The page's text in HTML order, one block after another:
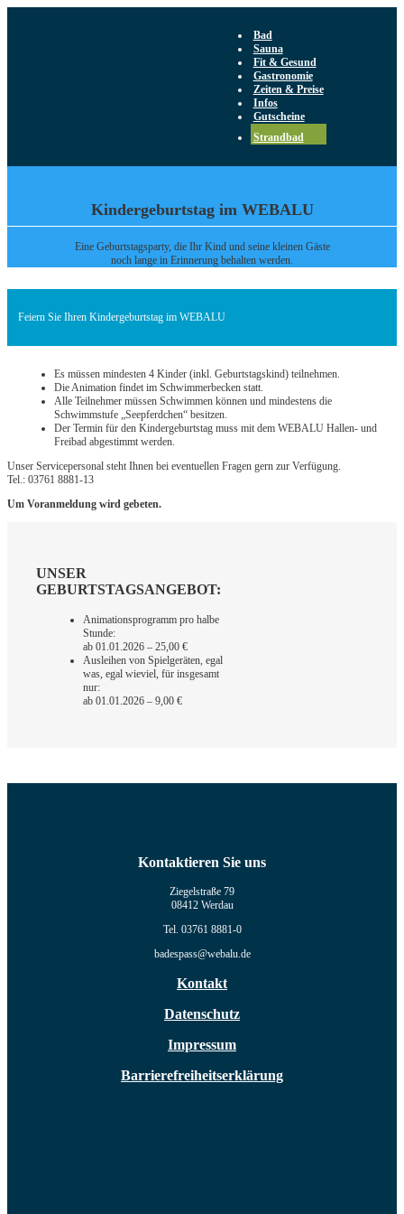
Bad
Sauna
Fit & Gesund
Gastronomie
Zeiten & Preise
Infos
Gutscheine
Strandbad
Kindergeburtstag im WEBALU
Eine Geburtstagsparty, die Ihr Kind und seine kleinen Gäste
noch lange in Erinnerung behalten werden.
Feiern Sie Ihren Kindergeburtstag im WEBALU
Es müssen mindesten 4 Kinder (inkl. Geburtstagskind) teilnehmen.
Die Animation findet im Schwimmerbecken statt.
Alle Teilnehmer müssen Schwimmen können und mindestens die
Schwimmstufe „Seepferdchen“ besitzen.
Der Termin für den Kindergeburtstag muss mit dem WEBALU Hallen- und
Freibad abgestimmt werden.
Unser Servicepersonal steht Ihnen bei eventuellen Fragen gern zur Verfügung.
Tel.: 03761 8881-13
Um Voranmeldung wird gebeten.
UNSER
GEBURTSTAGSANGEBOT:
Animationsprogramm pro halbe
Stunde:
ab 01.01.2026 – 25,00 €
Ausleihen von Spielgeräten, egal
was, egal wieviel, für insgesamt
nur:
ab 01.01.2026 – 9,00 €
Kontaktieren Sie uns
Ziegelstraße 79
08412 Werdau
Tel. 03761 8881-0
badespass@webalu.de
Kontakt
Datenschutz
Impressum
Barrierefreiheitserklärung